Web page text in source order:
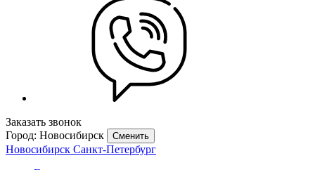
Заказать звонок
Город: Новосибирск
Сменить
Новосибирск Санкт-Петербург